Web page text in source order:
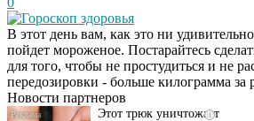
Гороскоп здоровья
В этот день вам, как это ни
пойдет мороженое. Постарайтесь
для того, чтобы не простудиться и не
передозировки - больше килограмма за
Новости партнеров
Даже самый
запущенный грибок
исчезнет с корнем,
если перед сном…
i
Этот трюк уничтожает